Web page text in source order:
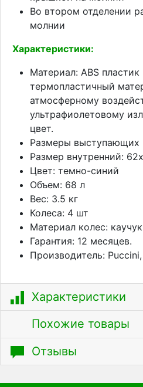
Во втором отделении
молнии
Характеристики:
Материал: ABS
термопластичный
атмосферному
ультрафиолетовому
цвет.
Размеры выступающих
Размер внутренний:
Цвет: темно-синий
Объем: 68 л
Вес: 3.5 кг
Колеса: 4 шт
Материал колес: каучук
Гарантия: 12 месяцев.
Производитель:
Характеристики
Похожие товары
Отзывы